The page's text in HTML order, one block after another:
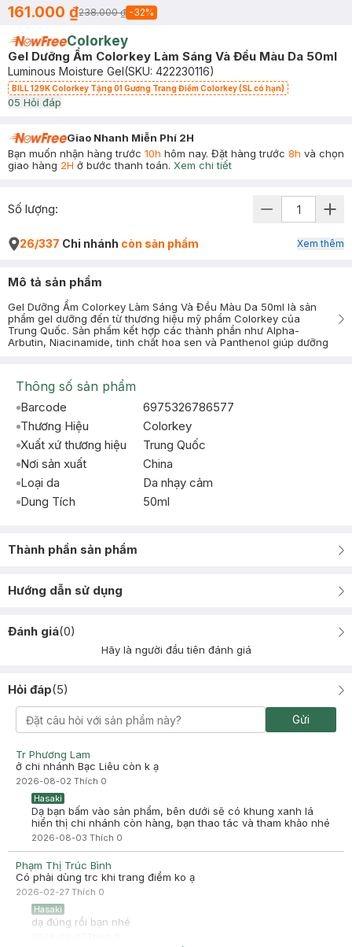
161.000 ₫238.000 ₫ -32%
Colorkey
Gel Dưỡng Ẩm Colorkey Làm Sáng Và Đều Màu Da 50ml
Luminous Moisture Gel(SKU: 422230116)
BILL 129K Colorkey Tặng 01 Gương Trang Điểm Colorkey (SL có hạn)
05 Hỏi đáp
Giao Nhanh Miễn Phí 2H
Bạn muốn nhận hàng trước 10h hôm nay. Đặt hàng trước 8h và chọn
giao hàng 2H ở bước thanh toán. Xem chi tiết
Số lượng:
26/337 Chi nhánh còn sản phẩm Xem thêm
Mô tả sản phẩm
Gel Dưỡng Ẩm Colorkey Làm Sáng Và Đều Màu Da 50ml là sản
phẩm gel dưỡng đến từ thương hiệu mỹ phẩm Colorkey của
Trung Quốc. Sản phẩm kết hợp các thành phần như Alpha-
Arbutin, Niacinamide, tinh chất hoa sen và Panthenol giúp dưỡng
Thông số sản phẩm
Barcode
6975326786577
Thương Hiệu
Colorkey
Xuất xứ thương hiệu
Trung Quốc
Nơi sản xuất
China
Loại da
Da nhạy cảm
Dung Tích
50ml
Thành phần sản phẩm
Hướng dẫn sử dụng
Đánh giá(0)
Hãy là người đầu tiên đánh giá
Hỏi đáp(5)
Gửi
Tr Phương Lam
ở chi nhánh Bạc Liêu còn k ạ
2026-08-02 Thích 0
Hasaki
Dạ bạn bấm vào sản phẩm, bên dưới sẽ có khung xanh lá
hiển thị chi nhánh còn hàng, bạn thao tác và tham khảo nhé
2026-08-03 Thích 0
Phạm Thị Trúc Bình
Có phải dùng trc khi trang điểm ko ạ
2026-02-27 Thích 0
Hasaki
dạ đúng rồi bạn nhé